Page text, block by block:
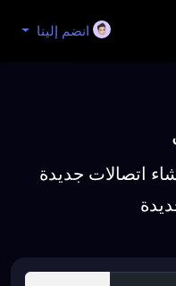
انضم إلينا
اتصالات جديدة